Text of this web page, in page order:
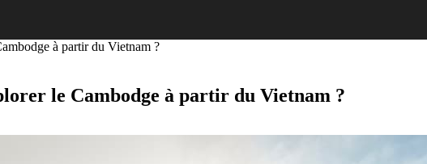
à partir du Vietnam ?
le Cambodge à partir du Vietnam ?